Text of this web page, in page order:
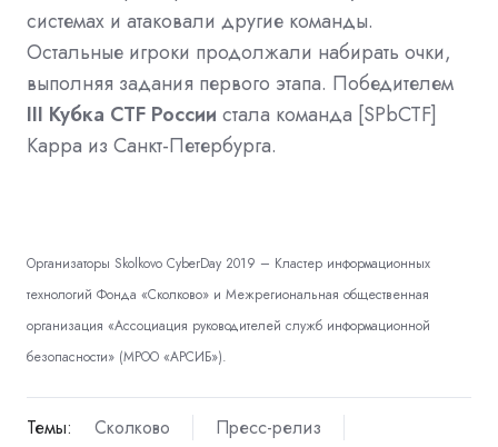
системах и атаковали другие команды.
Остальные игроки продолжали набирать очки,
выполняя задания первого этапа. Победителем
III Кубка CTF России стала команда [SPbCTF]
Kappa из Санкт-Петербурга.
Организаторы Skolkovo CyberDay 2019 – Кластер информационных
технологий Фонда «Сколково» и Межрегиональная общественная
организация «Ассоциация руководителей служб информационной
безопасности» (МРОО «АРСИБ»).
Темы: Сколково
Пресс-релиз